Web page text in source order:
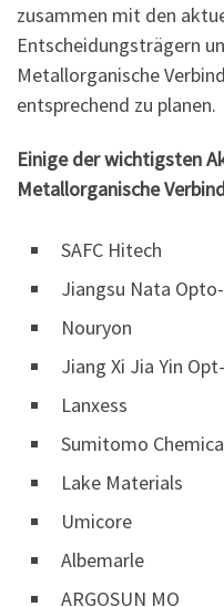
zusammen mit den
Entscheidungsträgern
Metallorganische
entsprechend zu planen.
Einige der wichtigsten
Metallorganische
SAFC Hitech
Jiangsu Nata
Nouryon
Jiang Xi Jia Yin
Lanxess
Sumitomo
Lake Materials
Umicore
Albemarle
ARGOSUN MO